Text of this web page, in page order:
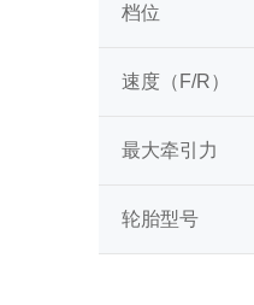
档位
速度（F/R）
最大牵引力
轮胎型号